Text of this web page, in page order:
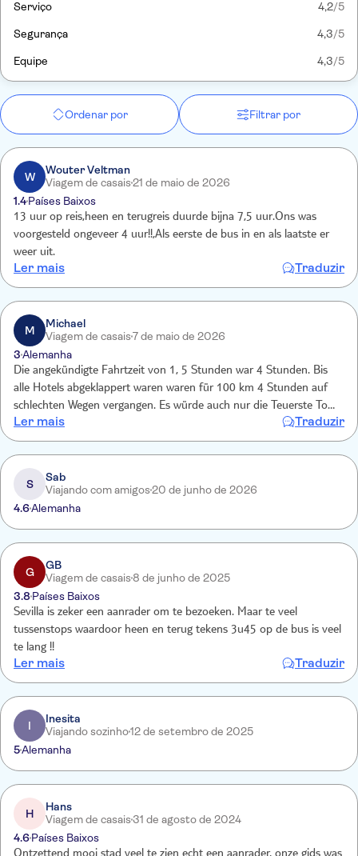
Serviço 4,2/5
Segurança 4,3/5
Equipe 4,3/5
Ordenar por Filtrar por
W
Wouter Veltman
Viagem de casais21 de maio de 2026
1.4Países Baixos
13 uur op reis,heen en terugreis duurde bijna 7,5 uur.Ons was
voorgesteld ongeveer 4 uur!!,Als eerste de bus in en als laatste er
weer uit.
Ler mais Traduzir
M
Michael
Viagem de casais7 de maio de 2026
3Alemanha
Die angekündigte Fahrtzeit von 1, 5 Stunden war 4 Stunden. Bis
alle Hotels abgeklappert waren waren für 100 km 4 Stunden auf
schlechten Wegen vergangen. Es würde auch nur die Teuerste Tour
angeboten. Wir waren 5 Stunden in Sevilla und 7 Stunden im Bus.
Hätte wir das gewusst, wären wir nicht gefahren
Ler mais Traduzir
S
Sab
Viajando com amigos20 de junho de 2026
4.6Alemanha
G
GB
Viagem de casais 8 de junho de 2025
3.8 Países Baixos
Sevilla is zeker een aanrader om te bezoeken. Maar te veel
tussenstops waardoor heen en terug tekens 3u45 op de bus is veel
te lang !!
Ler mais Traduzir
I
Inesita
Viajando sozinho12 de setembro de 2025
5Alemanha
H
Hans
Viagem de casais31 de agosto de 2024
4.6Países Baixos